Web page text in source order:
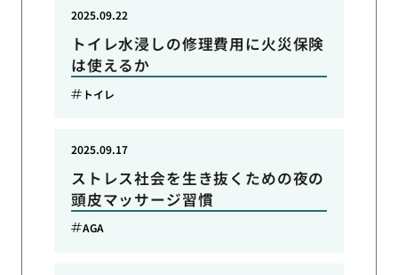
トイレ水浸しの修理費用に火災保険
は使えるか
2025.09.22
トイレ
ストレス社会を生き抜くための夜の
頭皮マッサージ習慣
2025.09.17
AGA